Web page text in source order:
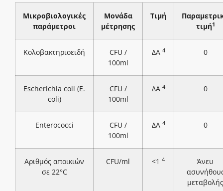
Μικροβιολογικές
παράμετροι
Μονάδα
μέτρησης
Τιμή
τιμή1
Κολοβακτηριοειδή
CFU /
100ml
ΔΑ 4 0
Escherichia coli (E.
coli)
CFU /
100ml
ΔΑ 4 0
Enterococci
CFU /
100ml
ΔΑ 4 0
Αριθμός αποικιών
σε 22°C
CFU/ml <1 4
Άνευ
μεταβολής